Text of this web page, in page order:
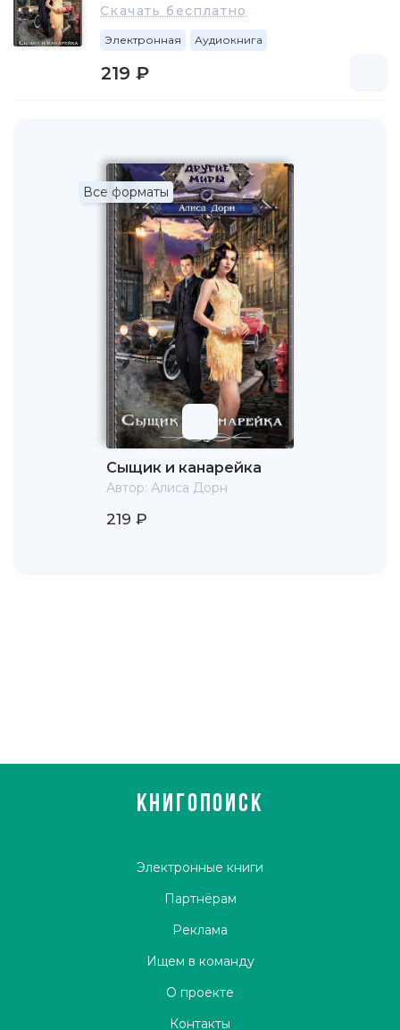
Скачать бесплатно
Электронная Аудиокнига
219 ₽
Все форматы
Сыщик и канарейка
Автор: Алиса Дорн
219 ₽
КНИГОПОИСК
Электронные книги
Партнёрам
Реклама
Ищем в команду
О проекте
Контакты